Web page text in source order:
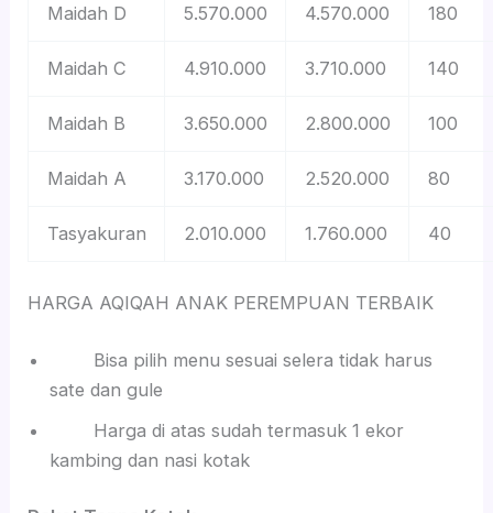
Maidah D 5.570.000 4.570.000 180
Maidah C 4.910.000 3.710.000 140
Maidah B 3.650.000 2.800.000 100
Maidah A 3.170.000 2.520.000 80
Tasyakuran 2.010.000 1.760.000 40
HARGA AQIQAH ANAK PEREMPUAN TERBAIK
Bisa pilih menu sesuai selera tidak harus
sate dan gule
Harga di atas sudah termasuk 1 ekor
kambing dan nasi kotak